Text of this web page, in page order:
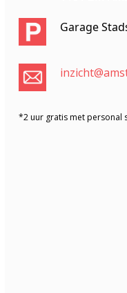
Garage
*2 uur gratis met personal